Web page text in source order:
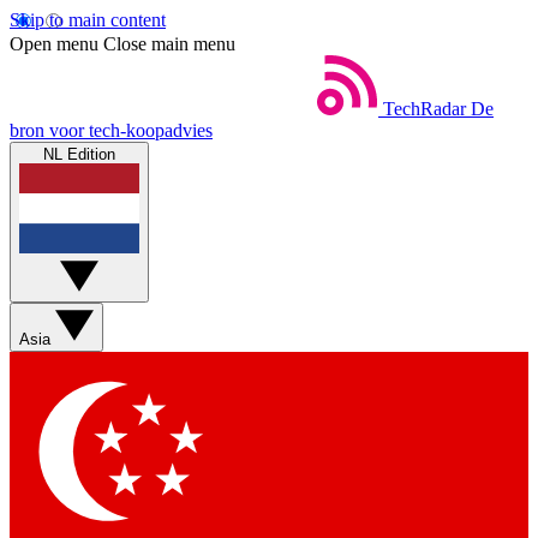
Skip to main content
Open menu Close main menu
TechRadar De
bron voor tech-koopadvies
NL Edition
Asia